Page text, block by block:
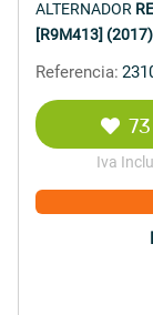
ALTERNADOR
[R9M413]
Referencia:
Iva